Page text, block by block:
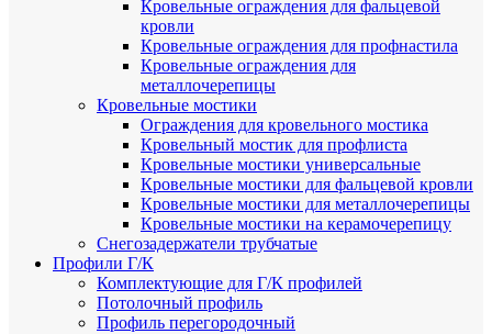
Кровельные ограждения для фальцевой
кровли
Кровельные ограждения для профнастила
Кровельные ограждения для
металлочерепицы
Кровельные мостики
Ограждения для кровельного мостика
Кровельный мостик для профлиста
Кровельные мостики универсальные
Кровельные мостики для фальцевой кровли
Кровельные мостики для металлочерепицы
Кровельные мостики на керамочерепицу
Снегозадержатели трубчатые
Профили Г/К
Комплектующие для Г/К профилей
Потолочный профиль
Профиль перегородочный